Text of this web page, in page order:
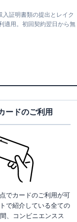
証明書類の提出とレイク
適用。初回契約翌日から無
ードのご利用
でカードのご利用が可
で紹介している全ての
、コンビニエンスス